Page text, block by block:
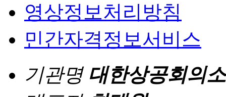
영상정보처리방침
민간자격정보서비스
기관명 대한상공회의소